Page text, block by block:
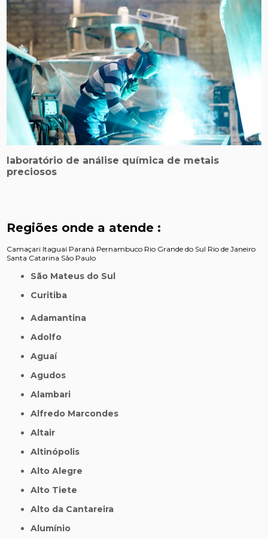
laboratório de análise química de metais
preciosos
Regiões onde a atende :
Camaçari Itaguaí Paraná Pernambuco Rio Grande do Sul Rio de Janeiro
Santa Catarina São Paulo
São Mateus do Sul
Curitiba
Adamantina
Adolfo
Aguaí
Agudos
Alambari
Alfredo Marcondes
Altair
Altinópolis
Alto Alegre
Alto Tiete
Alto da Cantareira
Alumínio